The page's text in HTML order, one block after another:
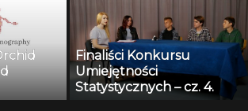
Finaliści Konkursu
Umiejętności
Statystycznych – cz. 4.